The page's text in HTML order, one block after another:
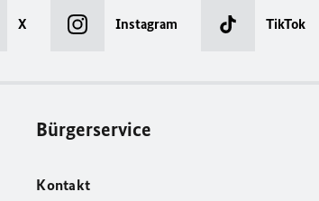
X Instagram TikTok
Bürgerservice
Kontakt